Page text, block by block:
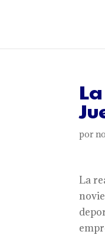
por
La